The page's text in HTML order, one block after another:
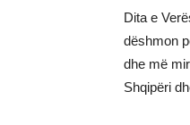
Dita e
dëshmon
dhe më
Shqipëri